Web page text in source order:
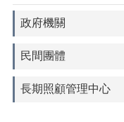
政府機關
民間團體
長期照顧管理中心